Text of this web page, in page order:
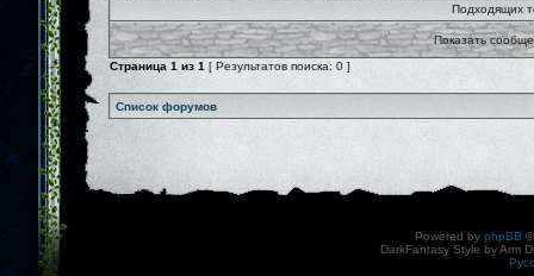
Подходящих
Показать
Страница 1 из 1 [ Результатов поиска: 0 ]
Список форумов
Powered by phpBB
DarkFantasy Style by Arm